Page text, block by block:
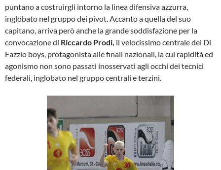
puntano a costruirgli intorno la linea difensiva azzurra,
inglobato nel gruppo dei pivot. Accanto a quella del suo
capitano, arriva però anche la grande soddisfazione per la
convocazione di Riccardo Prodi, il velocissimo centrale dei Di
Fazzio boys, protagonista alle finali nazionali, la cui rapidità ed
agonismo non sono passati inosservati agli occhi dei tecnici
federali, inglobato nel gruppo centrali e terzini.